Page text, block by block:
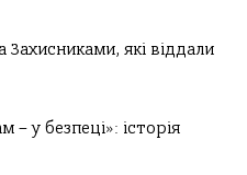
які віддали
– у безпеці»: історія